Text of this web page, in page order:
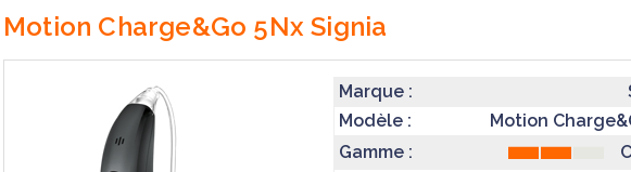
Motion Charge&Go 5Nx Signia
Marque :
Modèle :
Motion
Gamme :